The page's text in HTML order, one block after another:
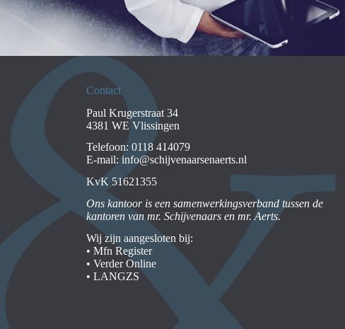
Contact
Paul Krugerstraat 34
4381 WE Vlissingen
Telefoon: 0118 414079
E-mail:info@schijvenaarsenaerts.nl
KvK 51621355
Ons kantoor is een samenwerkingsverband tussen de
kantoren van mr. Schijvenaars en mr. Aerts.
Wij zijn aangesloten bij:
• Mfn Register
• Verder Online
• LANGZS